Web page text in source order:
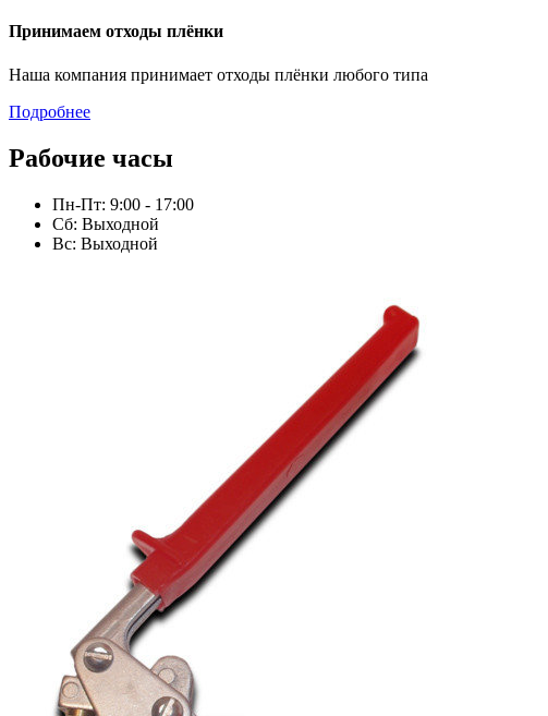
Принимаем отходы плёнки
Наша компания принимает отходы плёнки любого типа
Подробнее
Рабочие часы
Пн-Пт: 9:00 - 17:00
Сб: Выходной
Вс: Выходной